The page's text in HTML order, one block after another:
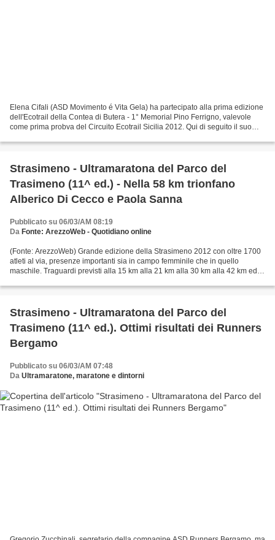
Elena Cifali (ASD Movimento é Vita Gela) ha partecipato alla prima edizione
dell'Ecotrail della Contea di Butera - 1° Memorial Pino Ferrigno, valevole
come prima probva del Circuito Ecotrail Sicilia 2012. Qui di seguito il suo
Strasimeno - Ultramaratona del Parco del
Trasimeno (11^ ed.) - Nella 58 km trionfano
Alberico Di Cecco e Paola Sanna
Pubblicato su 06/03/AM 08:19
Da Fonte: ArezzoWeb - Quotidiano online
(Fonte: ArezzoWeb) Grande edizione della Strasimeno 2012 con oltre 1700
atleti al via, presenze importanti sia in campo femminile che in quello
maschile. Traguardi previsti alla 15 km alla 21 km alla 30 km alla 42 km ed
Strasimeno - Ultramaratona del Parco del
Trasimeno (11^ ed.). Ottimi risultati dei Runners
Bergamo
Pubblicato su 06/03/AM 07:48
Da Ultramaratone, maratone e dintorni